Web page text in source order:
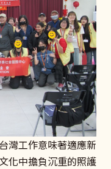
灣工作意味著適應新
化中擔負沉重的照護